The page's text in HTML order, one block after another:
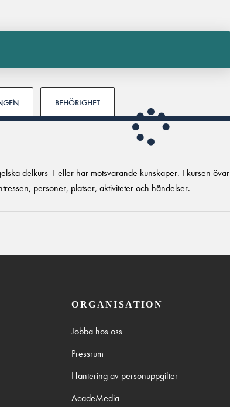
BEHÖRIGHET
delkurs 1 eller har motsvarande kunskaper. I kursen övar
personer, platser, aktiviteter och händelser.
ORGANISATION
Jobba hos oss
Pressrum
Hantering av personuppgifter
AcadeMedia